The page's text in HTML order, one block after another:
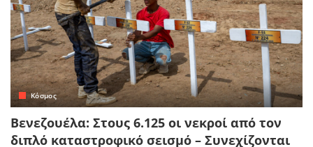
Κόσμος
Βενεζουέλα: Στους 6.125 οι νεκροί από τον
διπλό καταστροφικό σεισμό – Συνεχίζονται